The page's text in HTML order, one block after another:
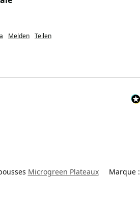
Melden Teilen
Microgreen Plateaux Marque :